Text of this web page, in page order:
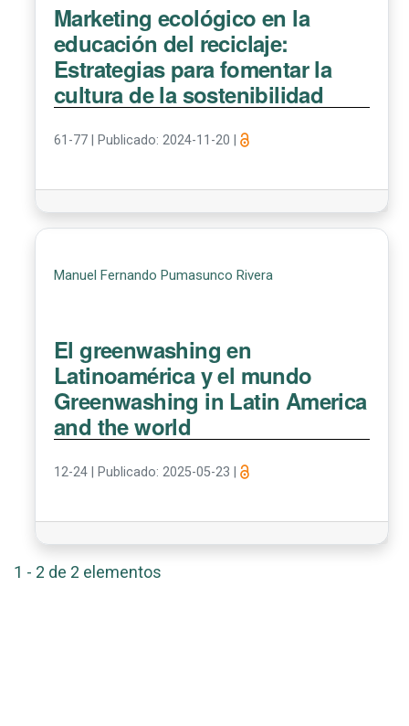
Marketing ecológico en la
educación del reciclaje:
Estrategias para fomentar la
cultura de la sostenibilidad
61-77 Publicado: 2024-11-20
Manuel Fernando Pumasunco Rivera
El greenwashing en
Latinoamérica y el mundo
Greenwashing in Latin America
and the world
12-24 Publicado: 2025-05-23
1 - 2 de 2 elementos